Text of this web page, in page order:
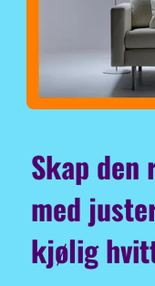
Skap den
med
kjølig